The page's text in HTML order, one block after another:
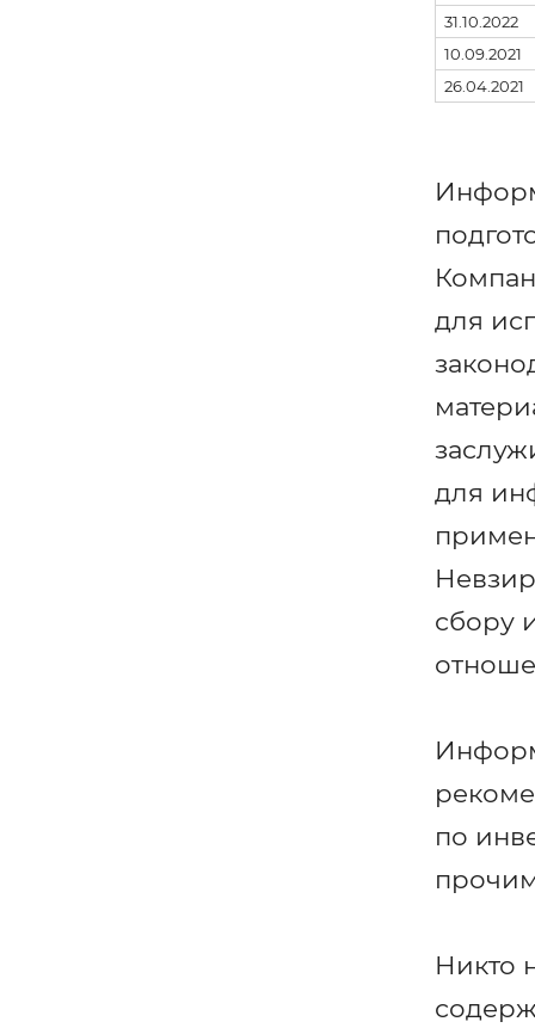
31.10.2022
10.09.2021
26.04.2021
для
для
сбору
по
Никто